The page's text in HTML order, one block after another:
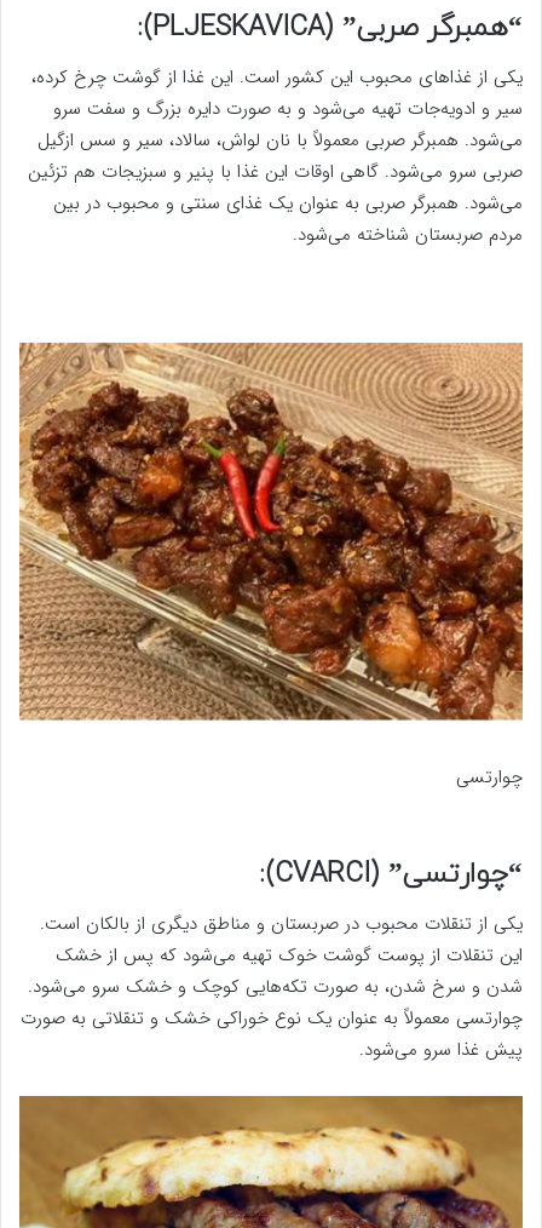
“همبرگر صربی” (PLJESKAVICA):
یکی از غذاهای محبوب این کشور است. این غذا از گوشت چرخ کرده،
سیر و ادویه‌جات تهیه می‌شود و به صورت دایره بزرگ و سفت سرو
می‌شود. همبرگر صربی معمولاً با نان لواش، سالاد، سیر و سس ازگیل
صربی سرو می‌شود. گاهی اوقات این غذا با پنیر و سبزیجات هم تزئین
می‌شود. همبرگر صربی به عنوان یک غذای سنتی و محبوب در بین
مردم صربستان شناخته می‌شود.
چوارتسی
“چوارتسی” (CVARCI):
یکی از تنقلات محبوب در صربستان و مناطق دیگری از بالکان است.
این تنقلات از پوست گوشت خوک تهیه می‌شود که پس از خشک
شدن و سرخ شدن، به صورت تکه‌هایی کوچک و خشک سرو می‌شود.
چوارتسی معمولاً به عنوان یک نوع خوراکی خشک و تنقلاتی به صورت
پیش غذا سرو می‌شود.